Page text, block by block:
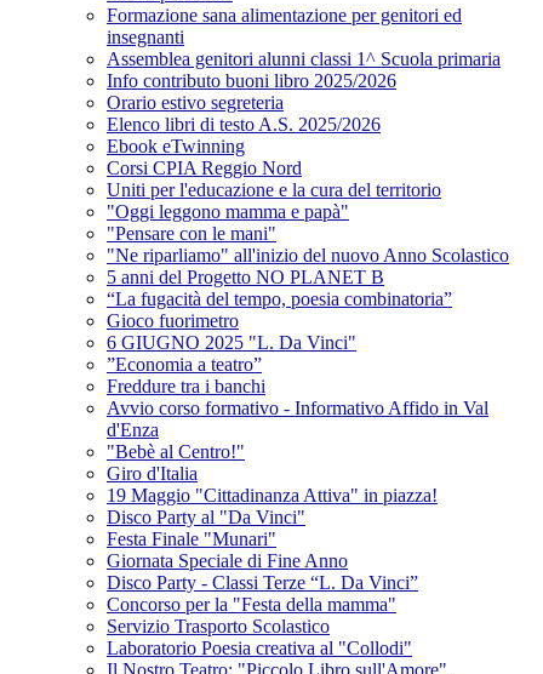
Formazione sana alimentazione per genitori ed
insegnanti
Assemblea genitori alunni classi 1^ Scuola primaria
Info contributo buoni libro 2025/2026
Orario estivo segreteria
Elenco libri di testo A.S. 2025/2026
Ebook eTwinning
Corsi CPIA Reggio Nord
Uniti per l'educazione e la cura del territorio
"Oggi leggono mamma e papà"
"Pensare con le mani"
"Ne riparliamo" all'inizio del nuovo Anno Scolastico
5 anni del Progetto NO PLANET B
“La fugacità del tempo, poesia combinatoria”
Gioco fuorimetro
6 GIUGNO 2025 "L. Da Vinci"
”Economia a teatro”
Freddure tra i banchi
Avvio corso formativo - Informativo Affido in Val
d'Enza
"Bebè al Centro!"
Giro d'Italia
19 Maggio "Cittadinanza Attiva" in piazza!
Disco Party al "Da Vinci"
Festa Finale "Munari"
Giornata Speciale di Fine Anno
Disco Party - Classi Terze “L. Da Vinci”
Concorso per la "Festa della mamma"
Servizio Trasporto Scolastico
Laboratorio Poesia creativa al "Collodi"